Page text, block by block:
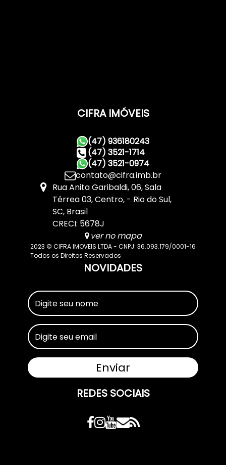
CIFRA IMÓVEIS
(47) 936180243
(47) 3521-1714
(47) 3521-0974
contato@cifra.imb.br
Rua Anita Garibaldi,06,Sala
Térrea 03,Centro, Rio do Sul,
SC, Brasil
CRECI: 5678J
ver no mapa
2023 © CIFRA IMOVEIS LTDA - CNPJ: 36.093.179/0001-16
Todos os Direitos Reservados
NOVIDADES
REDES SOCIAIS